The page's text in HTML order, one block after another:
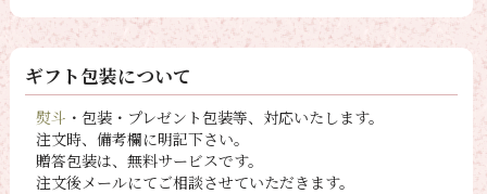
ギフト包装について
熨斗 ・包装・プレゼント包装等、対応いたします。
注文時、備考欄に明記下さい。
贈答包装は、無料サービスです。
注文後メールにてご相談させていただきます。